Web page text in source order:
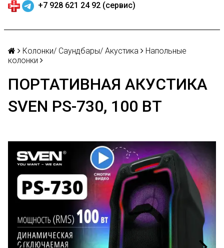
+7 928 621 24 92 (сервис)
Колонки/ Саундбары/ Акустика
Напольные
колонки
ПОРТАТИВНАЯ АКУСТИКА
SVEN PS-730, 100 ВТ